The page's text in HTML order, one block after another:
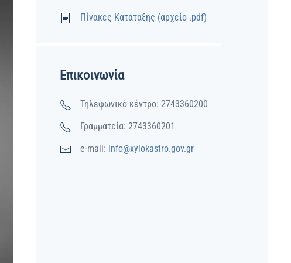
Πίνακες Κατάταξης (αρχείο .pdf)
Επικοινωνία
Τηλεφωνικό κέντρο: 2743360200
Γραμματεία: 2743360201
e-mail: info@xylokastro.gov.gr